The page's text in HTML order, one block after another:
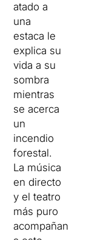
atado a
una
estaca le
explica su
vida a su
sombra
mientras
se acerca
un
incendio
forestal.
La música
en directo
y el teatro
más puro
acompañan